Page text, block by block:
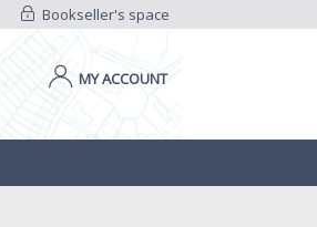
Bookseller's space
MY ACCOUNT